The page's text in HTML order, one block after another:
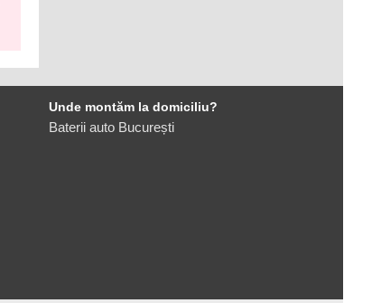
Unde montăm la domiciliu?
Baterii auto București